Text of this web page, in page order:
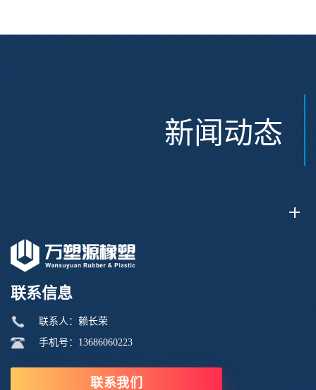
新闻动态
联系信息
联系人：赖长荣
手机号：13686060223
联系我们